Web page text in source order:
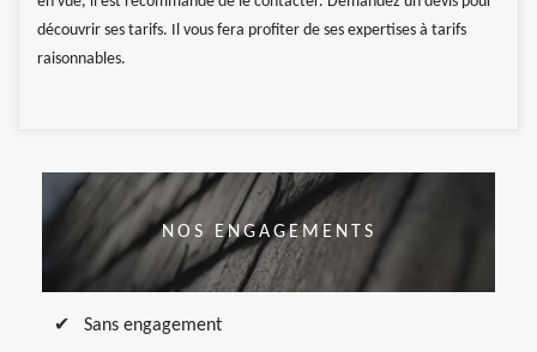
découvrir ses tarifs. Il vous fera profiter de ses expertises à tarifs
raisonnables.
NOS ENGAGEMENTS
Sans engagement